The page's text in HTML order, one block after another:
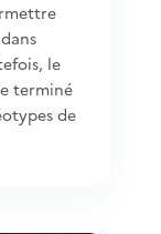
le
terminé
de